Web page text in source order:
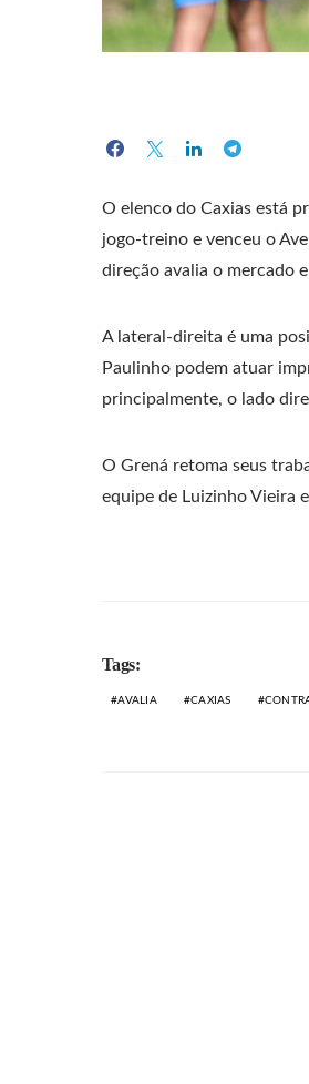
O elenco do Caxias está
jogo-treino e venceu o
direção avalia o mercado
A lateral-direita é uma
Paulinho podem atuar
principalmente, o lado
O Grená retoma seus
equipe de Luizinho Vieira
Tags:
AVALIA CAXIAS